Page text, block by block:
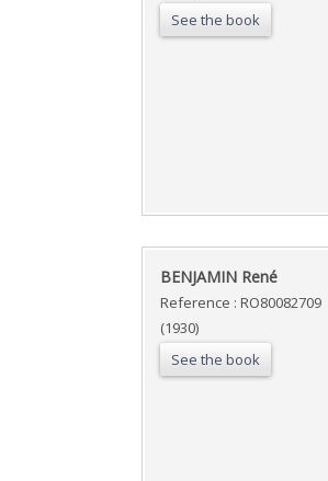
See the book
‎BENJAMIN René‎
Reference : RO80082709
(1930)
See the book